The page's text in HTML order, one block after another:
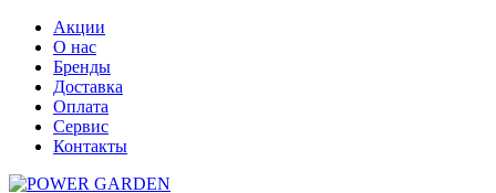
Акции
О нас
Бренды
Доставка
Оплата
Сервис
Контакты